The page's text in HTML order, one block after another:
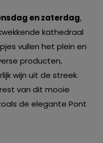
en zaterdag,
kathedraal
vullen het plein en
producten,
wijn uit de streek.
van dit mooie
de elegante Pont